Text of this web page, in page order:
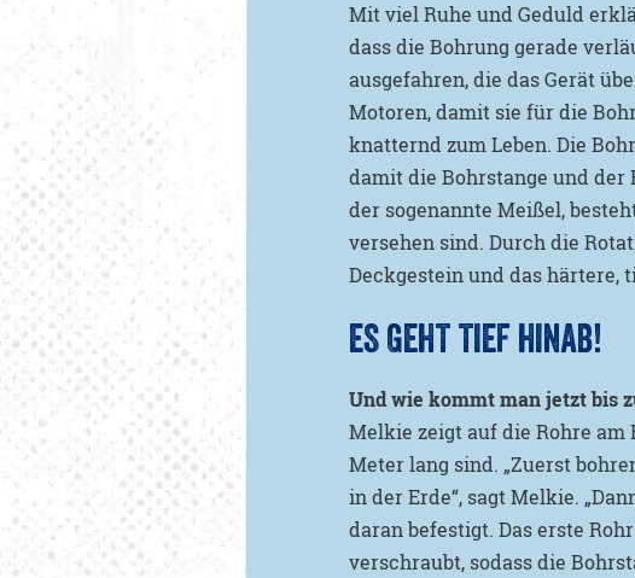
Mit viel Ruhe und Geduld
dass die Bohrung gerade
ausgefahren, die das Gerät
Motoren, damit sie für die
knatternd zum Leben. Die
damit die Bohrstange und
der sogenannte Meißel,
versehen sind. Durch die
Deckgestein und das härtere,
ES GEHT TIEF HINAB!
Und wie kommt man jetzt bis
Melkie zeigt auf die Rohre am
Meter lang sind. „Zuerst
in der Erde“, sagt Melkie.
daran befestigt. Das erste
verschraubt, sodass die